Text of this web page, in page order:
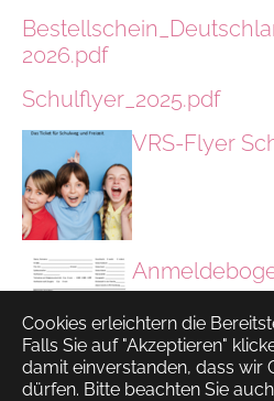
Cookies erleichtern die
Falls Sie auf "Akzeptieren"
damit einverstanden, dass wir
dürfen. Bitte beachten Sie
2026.pdf
Schulflyer_2025.pdf
VRS-Flyer